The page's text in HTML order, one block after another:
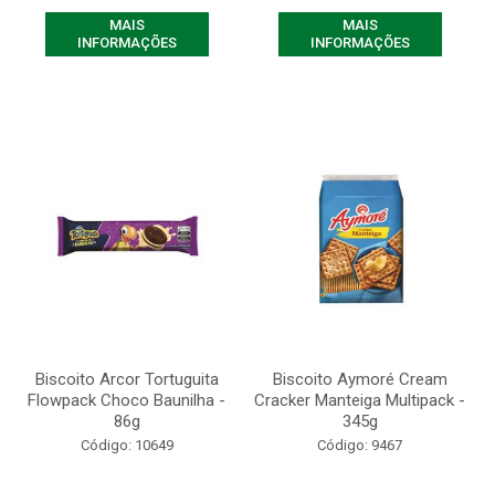
MAIS
INFORMAÇÕES
MAIS
INFORMAÇÕES
Biscoito Arcor Tortuguita
Flowpack Choco Baunilha -
86g
Código: 10649
Biscoito Aymoré Cream
Cracker Manteiga Multipack -
345g
Código: 9467